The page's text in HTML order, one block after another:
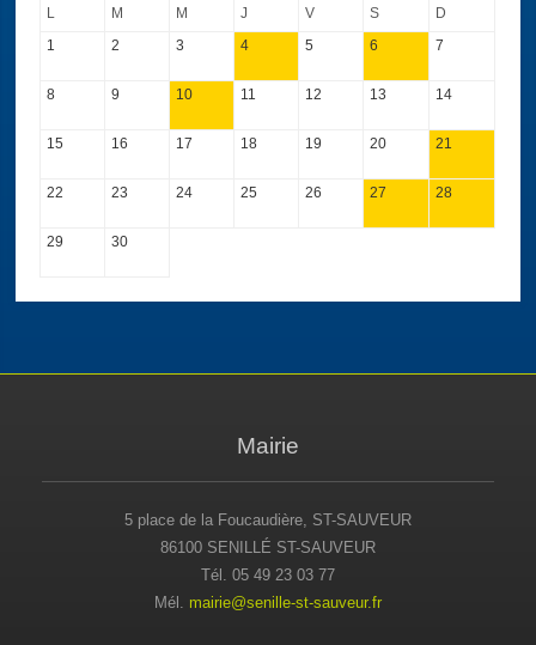
L M M J V S
D
1
2 3 4 5 6 7
8 9 10 11 12 13 14
15 16 17 18 19 20 21
22 23 24 25 26 27 28
29 30
Mairie
5 place de la Foucaudière, ST-SAUVEUR
86100 SENILLÉ ST-SAUVEUR
Tél. 05 49 23 03 77
Mél. mairie@senille-st-sauveur.fr